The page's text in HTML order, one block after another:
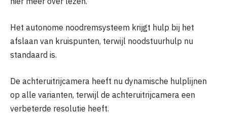
Het autonome noodremsysteem krijgt hulp bij het
afslaan van kruispunten, terwijl noodstuurhulp nu
standaard is.
De achteruitrijcamera heeft nu dynamische hulplijnen
op alle varianten, terwijl de achteruitrijcamera een
verbeterde resolutie heeft.